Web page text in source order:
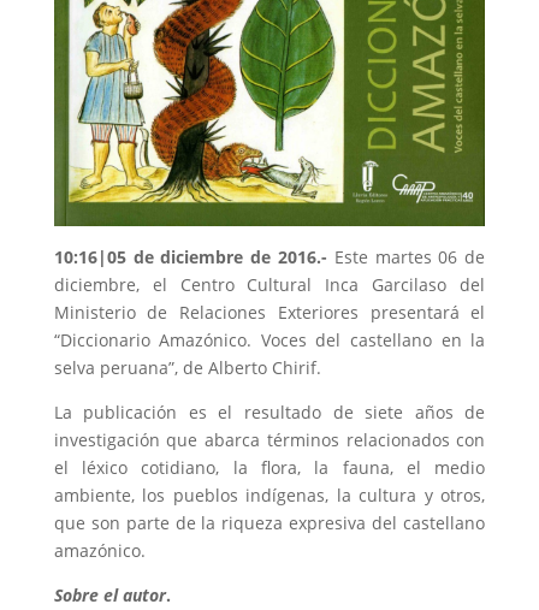
10:16|05 de diciembre de 2016.- Este martes 06 de
diciembre, el Centro Cultural Inca Garcilaso del
Ministerio de Relaciones Exteriores presentará el
“Diccionario Amazónico. Voces del castellano en la
selva peruana”, de Alberto Chirif.
La publicación es el resultado de siete años de
investigación que abarca términos relacionados con
el léxico cotidiano, la flora, la fauna, el medio
ambiente, los pueblos indígenas, la cultura y otros,
que son parte de la riqueza expresiva del castellano
amazónico.
Sobre el autor.